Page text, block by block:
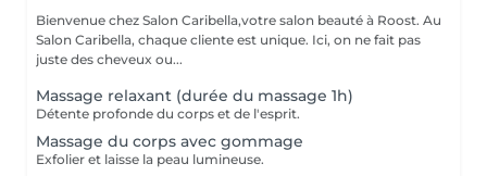
Bienvenue chez Salon Caribella,votre salon beauté à Roost. Au
Salon Caribella, chaque cliente est unique. Ici, on ne fait pas
juste des cheveux ou...
Massage relaxant (durée du massage 1h)
Détente profonde du corps et de l'esprit.
Massage du corps avec gommage
Exfolier et laisse la peau lumineuse.